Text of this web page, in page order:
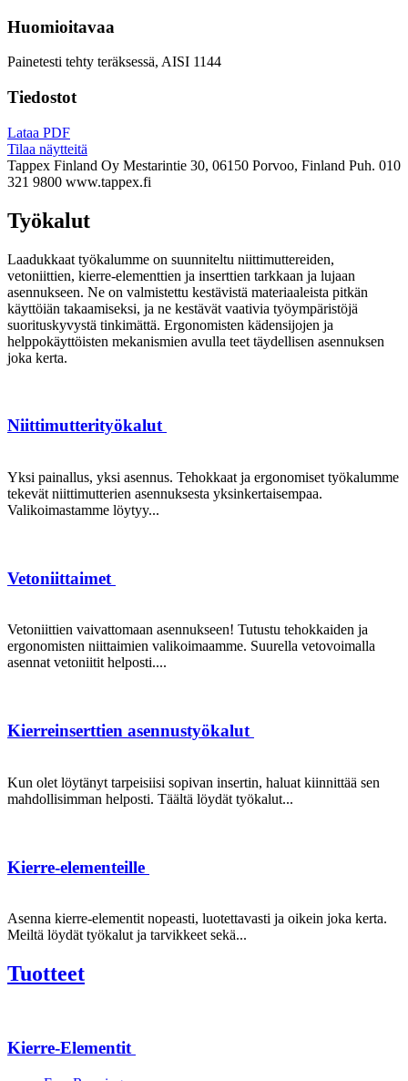
Huomioitavaa
Painetesti tehty teräksessä, AISI 1144
Tiedostot
Lataa PDF
Tilaa näytteitä
Tappex Finland Oy Mestarintie 30, 06150 Porvoo, Finland Puh. 010
321 9800 www.tappex.fi
Työkalut
Laadukkaat työkalumme on suunniteltu niittimuttereiden,
vetoniittien, kierre-elementtien ja inserttien tarkkaan ja lujaan
asennukseen. Ne on valmistettu kestävistä materiaaleista pitkän
käyttöiän takaamiseksi, ja ne kestävät vaativia työympäristöjä
suorituskyvystä tinkimättä. Ergonomisten kädensijojen ja
helppokäyttöisten mekanismien avulla teet täydellisen asennuksen
joka kerta.
Niittimutterityökalut
Yksi painallus, yksi asennus. Tehokkaat ja ergonomiset työkalumme
tekevät niittimutterien asennuksesta yksinkertaisempaa.
Valikoimastamme löytyy...
Vetoniittaimet
Vetoniittien vaivattomaan asennukseen! Tutustu tehokkaiden ja
ergonomisten niittaimien valikoimaamme. Suurella vetovoimalla
asennat vetoniitit helposti....
Kierreinserttien asennustyökalut
Kun olet löytänyt tarpeisiisi sopivan insertin, haluat kiinnittää sen
mahdollisimman helposti. Täältä löydät työkalut...
Kierre-elementeille
Asenna kierre-elementit nopeasti, luotettavasti ja oikein joka kerta.
Meiltä löydät työkalut ja tarvikkeet sekä...
Tuotteet
Kierre-Elementit